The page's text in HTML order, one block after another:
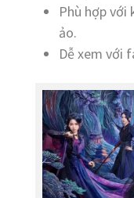
Phù hợp với
ảo.
Dễ xem với